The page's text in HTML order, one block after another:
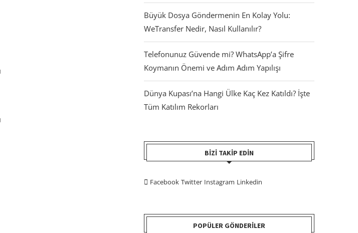
Büyük Dosya Göndermenin En Kolay Yolu:
WeTransfer Nedir, Nasıl Kullanılır?
Telefonunuz Güvende mi? WhatsApp’a Şifre
Koymanın Önemi ve Adım Adım Yapılışı
Dünya Kupası’na Hangi Ülke Kaç Kez Katıldı? İşte
Tüm Katılım Rekorları
BIZI TAKIP EDIN
Facebook Twitter Instagram Linkedin
POPÜLER GÖNDERILER